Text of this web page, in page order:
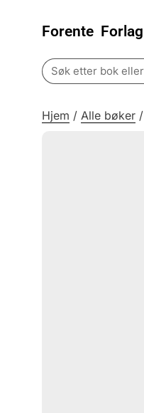
Forente Forlag
Search
for:
Hjem / Alle bøker /